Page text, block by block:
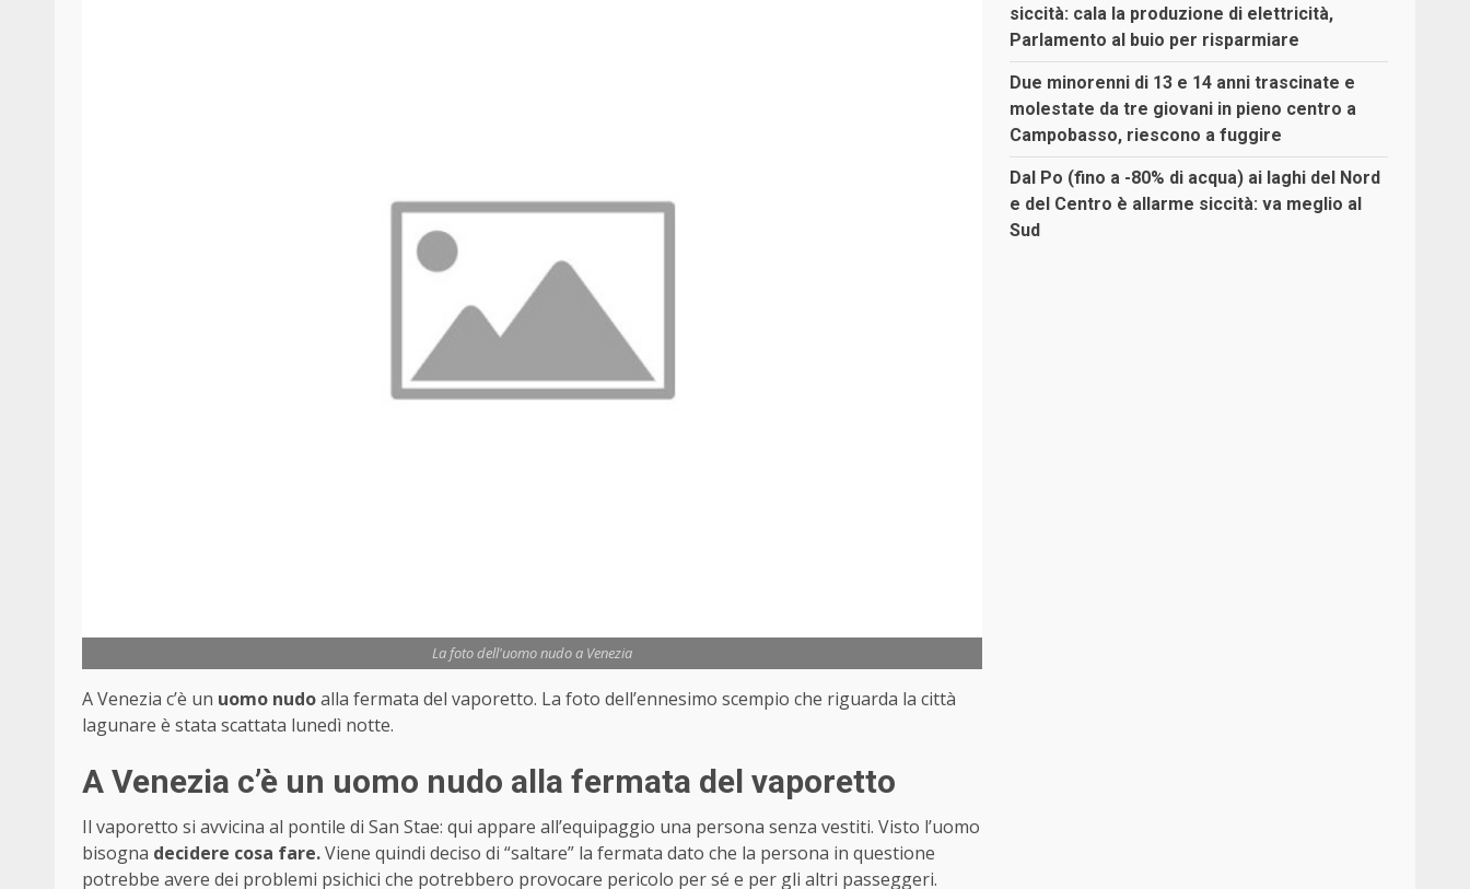
La foto dell'uomo nudo a Venezia
A Venezia c’è un uomo nudoalla fermata del vaporetto. La foto dell’ennesimo scempio che riguarda la città
lagunare è stata scattata lunedì notte.
A Venezia c’è un uomo nudo alla fermata del vaporetto
Il vaporetto si avvicina al pontile di San Stae: qui appare all’equipaggio una persona senza vestiti. Visto l’uomo
bisogna decidere cosa fare.Viene quindi deciso di “saltare” la fermata dato che la persona in questione
potrebbe avere dei problemi psichici che potrebbero provocare pericolo per sé e per gli altri passeggeri.
siccità: cala la produzione di elettricità,
Parlamento al buio per risparmiare
Due minorenni di 13 e 14 anni trascinate e
molestate da tre giovani in pieno centro a
Campobasso, riescono a fuggire
Dal Po (fino a -80% di acqua) ai laghi del Nord
e del Centro è allarme siccità: va meglio al
Sud